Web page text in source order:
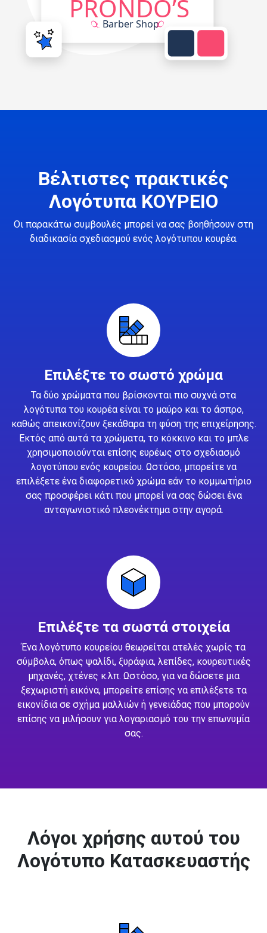
Βέλτιστες πρακτικές
Λογότυπα ΚΟΥΡΕΙΟ
Οι παρακάτω συμβουλές μπορεί να σας βοηθήσουν στη
διαδικασία σχεδιασμού ενός λογότυπου κουρέα.
Επιλέξτε το σωστό χρώμα
Τα δύο χρώματα που βρίσκονται πιο συχνά στα
λογότυπα του κουρέα είναι το μαύρο και το άσπρο,
καθώς απεικονίζουν ξεκάθαρα τη φύση της επιχείρησης.
Εκτός από αυτά τα χρώματα, το κόκκινο και το μπλε
χρησιμοποιούνται επίσης ευρέως στο σχεδιασμό
λογοτύπου ενός κουρείου. Ωστόσο, μπορείτε να
επιλέξετε ένα διαφορετικό χρώμα εάν το κομμωτήριο
σας προσφέρει κάτι που μπορεί να σας δώσει ένα
ανταγωνιστικό πλεονέκτημα στην αγορά.
Επιλέξτε τα σωστά στοιχεία
Ένα λογότυπο κουρείου θεωρείται ατελές χωρίς τα
σύμβολα, όπως ψαλίδι, ξυράφια, λεπίδες, κουρευτικές
μηχανές, χτένες κ.λπ. Ωστόσο, για να δώσετε μια
ξεχωριστή εικόνα, μπορείτε επίσης να επιλέξετε τα
εικονίδια σε σχήμα μαλλιών ή γενειάδας που μπορούν
επίσης να μιλήσουν για λογαριασμό του την επωνυμία
σας.
Λόγοι χρήσης αυτού του
Λογότυπο Κατασκευαστής